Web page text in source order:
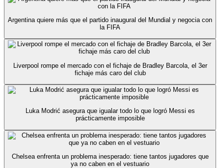
Argentina quiere más que el partido inaugural del Mundial y negocia con
la FIFA
Liverpool rompe el mercado con el fichaje de Bradley Barcola, el 3er
fichaje más caro del club
Luka Modrić asegura que igualar todo lo que logró Messi es
prácticamente imposible
Chelsea enfrenta un problema inesperado: tiene tantos jugadores que
ya no caben en el vestuario